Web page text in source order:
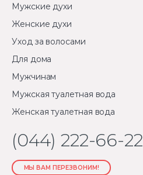
Мужские духи
Женские духи
Уход за волосами
Для дома
Мужчинам
Мужская туалетная вода
Женская туалетная вода
(044) 222-66-22
МЫ ВАМ ПЕРЕЗВОНИМ!